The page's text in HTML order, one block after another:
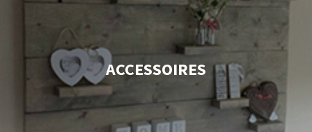
ACCESSOIRES